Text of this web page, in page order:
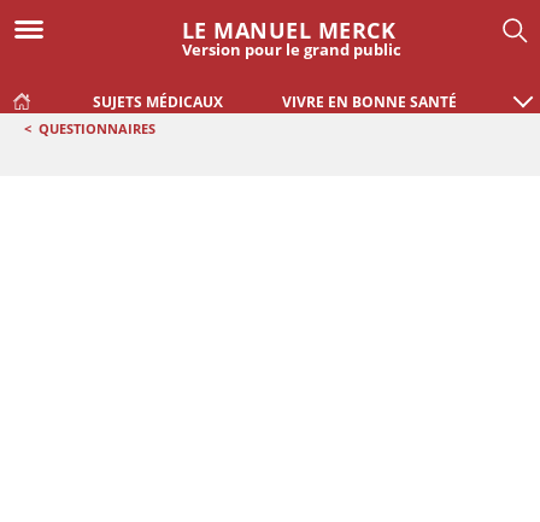
LE MANUEL MERCK
Version pour le grand public
SUJETS MÉDICAUX VIVRE EN BONNE SANTÉ
< QUESTIONNAIRES